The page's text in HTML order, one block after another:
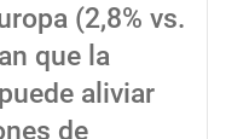
(2,8% vs.
que la
aliviar
de